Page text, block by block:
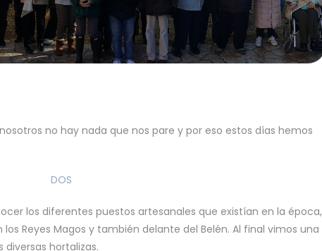
no hay nada que nos pare y por eso estos días hemos
los diferentes puestos artesanales que existían en la época,
Reyes Magos y también delante del Belén. Al final vimos una
hortalizas.